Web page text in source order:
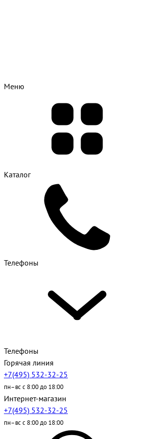
Меню
Каталог
Телефоны
Телефоны
Горячая линия
+7(495) 532-32-25
пн–вс с 8:00 до 18:00
Интернет-магазин
+7(495) 532-32-25
пн–вс с 8:00 до 18:00